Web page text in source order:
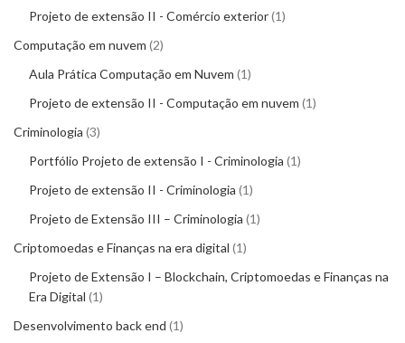
Projeto de extensão II - Comércio exterior 1
Computação em nuvem 2
Aula Prática Computação em Nuvem 1
Projeto de extensão II - Computação em nuvem 1
Criminologia 3
Portfólio Projeto de extensão I - Criminologia 1
Projeto de extensão II - Criminologia 1
Projeto de Extensão III – Criminologia 1
Criptomoedas e Finanças na era digital 1
Projeto de Extensão I – Blockchain, Criptomoedas e Finanças na
Era Digital 1
Desenvolvimento back end 1